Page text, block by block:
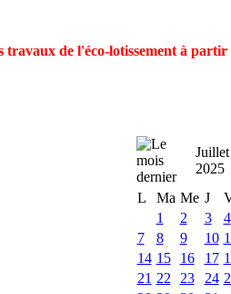
de l'éco-lotissement à
Juillet
2025
L
Ma Me J
1
2 3 4
7
8 9 10
14 15 16 17
21 22 23 24